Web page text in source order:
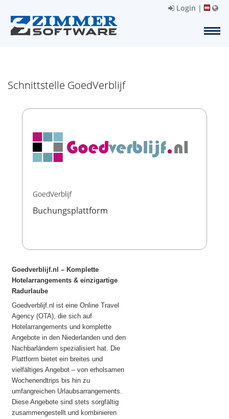
Login |
Schnittstelle GoedVerblijf
GoedVerblijf
Buchungsplattform
Goedverblijf.nl – Komplette
Hotelarrangements & einzigartige
Radurlaube
Goedverblijf.nl ist eine Online Travel
Agency (OTA), die sich auf
Hotelarrangements und komplette
Angebote in den Niederlanden und den
Nachbarländern spezialisiert hat. Die
Plattform bietet ein breites und
vielfältiges Angebot – von erholsamen
Wochenendtrips bis hin zu
umfangreichen Urlaubsarrangements.
Diese Angebote sind stets sorgfältig
zusammengestellt und kombinieren